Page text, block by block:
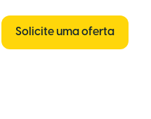
Solicite uma oferta